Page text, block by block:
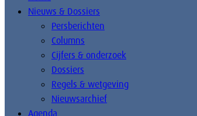
Nieuws & Dossiers
Persberichten
Columns
Cijfers & onderzoek
Dossiers
Regels & wetgeving
Nieuwsarchief
Agenda